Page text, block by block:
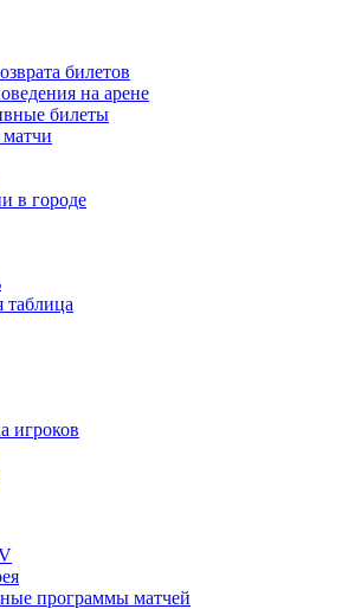
билетов
на арене
билеты
в городе
таблица
игроков
программы матчей